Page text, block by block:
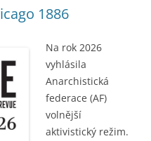
1886
Na rok 2026
vyhlásila
Anarchistická
federace (AF)
volnější
aktivistický režim.